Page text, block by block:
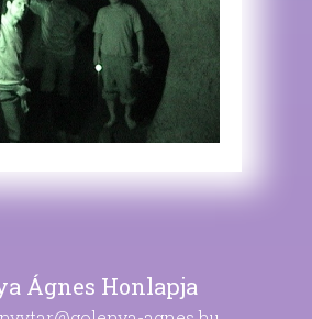
Ágnes Honlapja